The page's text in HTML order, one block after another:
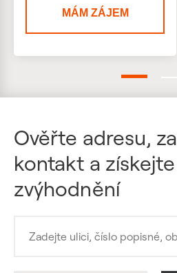
MÁM ZÁJEM
Ověřte adresu,
kontakt a
zvýhodnění